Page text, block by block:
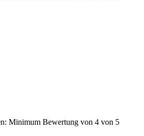
Minimum Bewertung von 4 von 5